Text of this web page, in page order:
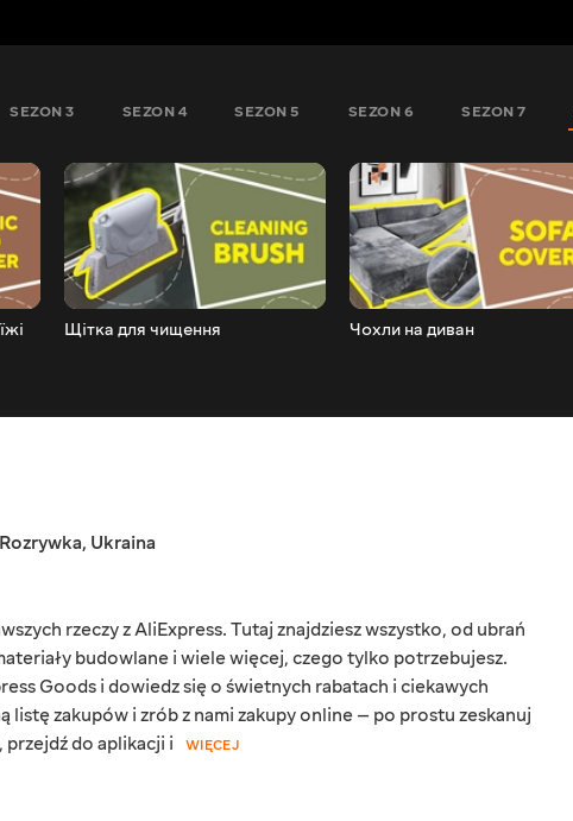
SEZON 3 SEZON 4 SEZON 5 SEZON 6 SEZON 7
Щітка для чищення Чохли на диван
Rozrywka, Ukraina
rzeczy z AliExpress. Tutaj znajdziesz wszystko, od ubrań
budowlane i wiele więcej, czego tylko potrzebujesz.
Goods i dowiedz się o świetnych rabatach i ciekawych
listę zakupów i zrób z nami zakupy online — po prostu zeskanuj
przejdź do aplikacji i
WIĘCEJ